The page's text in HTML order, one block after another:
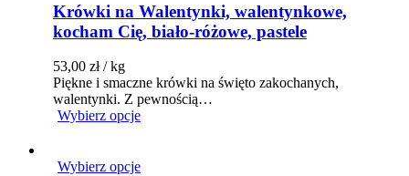
Krówki na Walentynki, walentynkowe,
kocham Cię, biało-różowe, pastele
53,00 zł / kg
Piękne i smaczne krówki na święto zakochanych,
walentynki. Z pewnością…
Wybierz opcje
Wybierz opcje